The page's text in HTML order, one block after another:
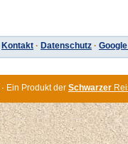
Kontakt · Datenschutz ·
· Ein Produkt der Schwarzer